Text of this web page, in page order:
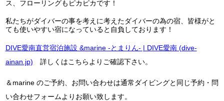
ス、フローリングもピカピカです！
私たちがダイバーの事を考えに考えたダイバーの為の宿、皆様がと
ても使いやすい宿になっていると自負しております！
DIVE愛南直営宿泊施設 &marine -とまりん- | DIVE愛南 (dive-
ainan.jp) 詳しくはこちらよりご確認下さい。
＆marine のご予約、お問い合わせは通常ダイビングと同じ予約・問
い合わせフォームよりお願い致します。